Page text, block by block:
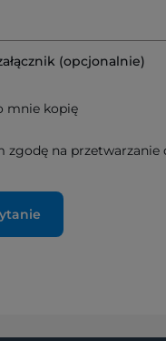
(opcjonalnie)
mnie kopię
zgodę na przetwarzanie